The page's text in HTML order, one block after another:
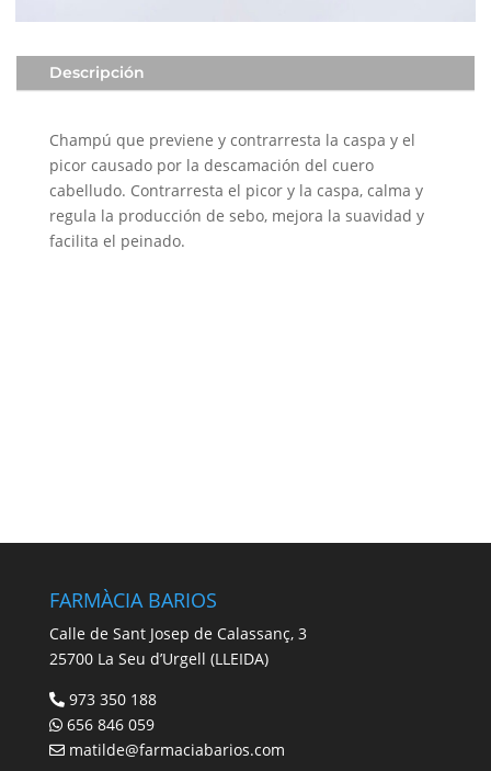
Descripción
Champú que previene y contrarresta la caspa y el
picor causado por la descamación del cuero
cabelludo. Contrarresta el picor y la caspa, calma y
regula la producción de sebo, mejora la suavidad y
facilita el peinado.
FARMÀCIA BARIOS
Calle de Sant Josep de Calassanç, 3
25700 La Seu d’Urgell (LLEIDA)
973 350 188
656 846 059
matilde@farmaciabarios.com